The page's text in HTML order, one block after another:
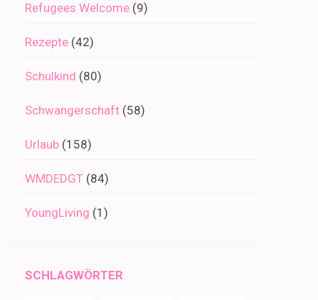
Refugees Welcome (9)
Rezepte (42)
Schulkind (80)
Schwangerschaft (58)
Urlaub (158)
WMDEDGT (84)
YoungLiving (1)
SCHLAGWÖRTER